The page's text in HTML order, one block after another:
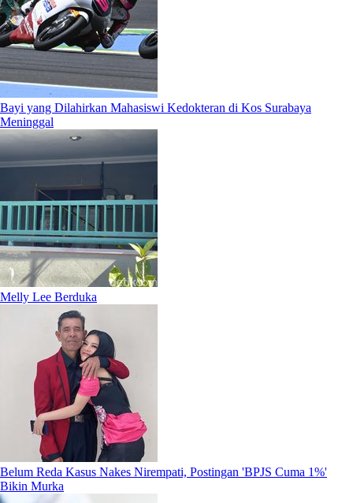
Bayi yang Dilahirkan Mahasiswi Kedokteran di Kos Surabaya
Meninggal
Melly Lee Berduka
Belum Reda Kasus Nakes Nirempati, Postingan 'BPJS Cuma 1%'
Bikin Murka